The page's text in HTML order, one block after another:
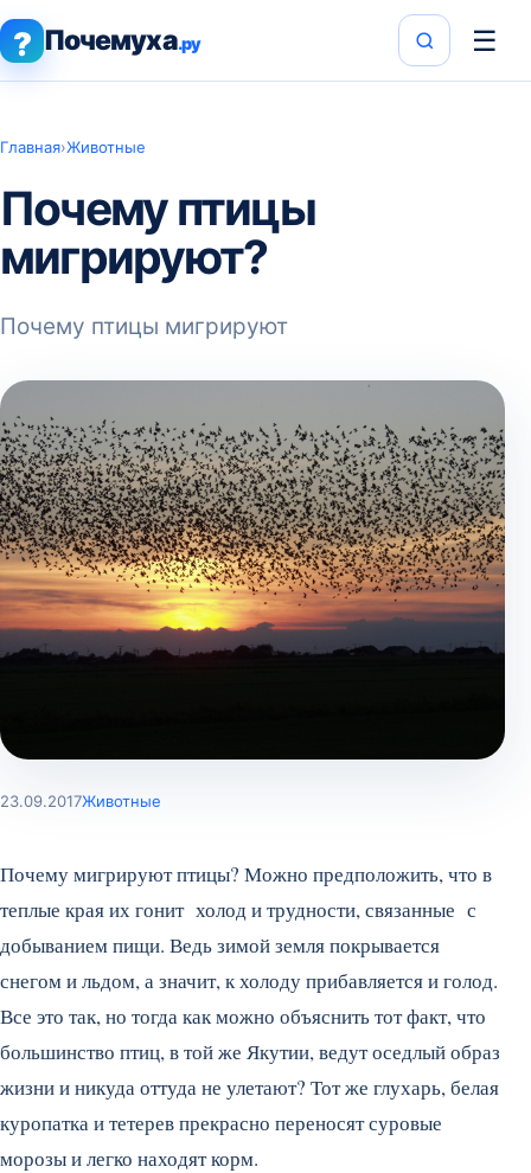
? Почемуха.ру ☰
Главная›Животные
Почему птицы
мигрируют?
Почему птицы мигрируют
23.09.2017Животные
Почему мигрируют птицы? Можно предположить, что в
теплые края их гонит холод и трудности, связанные с
добыванием пищи. Ведь зимой земля покрывается
снегом и льдом, а значит, к холоду прибавляется и голод.
Все это так, но тогда как можно объяснить тот факт, что
большинство птиц, в той же Якутии, ведут оседлый образ
жизни и никуда оттуда не улетают? Тот же глухарь, белая
куропатка и тетерев прекрасно переносят суровые
морозы и легко находят корм.